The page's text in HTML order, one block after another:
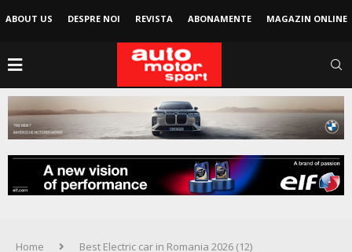
ABOUT US DESPRE NOI REVISTA ABONAMENTE MAGAZIN ONLINE
Home Best Electric car in Romania 2026 (12)